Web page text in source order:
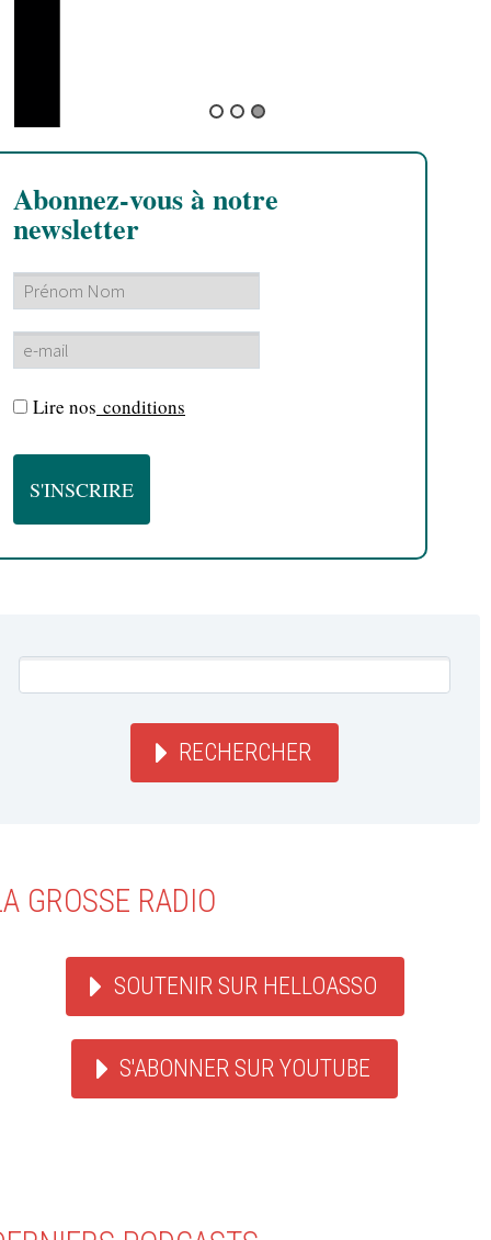
Abonnez-vous à notre
newsletter
Lire nos conditions
RECHERCHER
GROSSE RADIO
SOUTENIR SUR HELLOASSO
S'ABONNER SUR YOUTUBE